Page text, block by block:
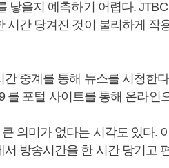
낳을지 예측하기 어렵다.
시간 당겨진 것이 불리하게 작
중계를 통해 뉴스를 시청한
를 포털 사이트를 통해 온라인
의미가 없다는 시각도 있다.
방송시간을 한 시간 당기고